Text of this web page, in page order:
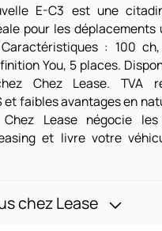
E-C3 est une
pour les déplacements
: 100
You, 5 places.
Chez Lease. TVA
et faibles avantages en
Chez Lease négocie
et livre votre
chez Lease